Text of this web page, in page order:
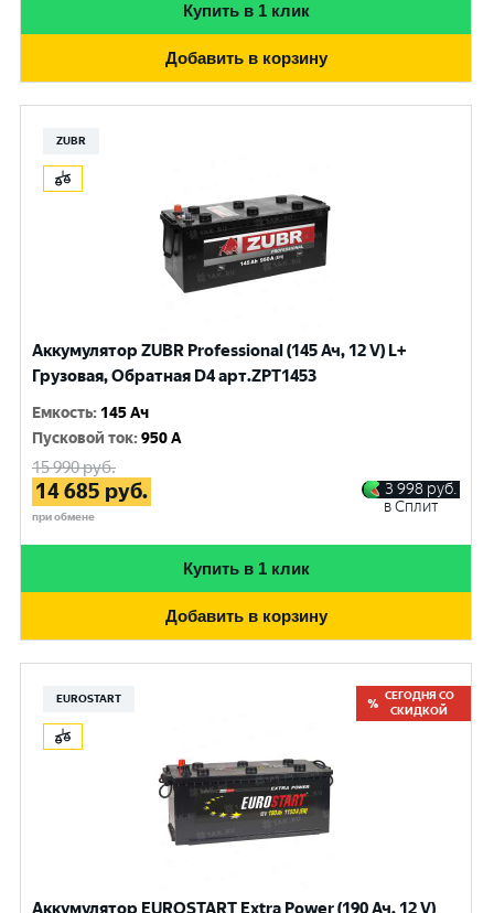
Купить в 1 клик
Добавить в корзину
ZUBR
Аккумулятор ZUBR Professional (145 Ач, 12 V) L+
Грузовая, Обратная D4 арт.ZPT1453
Емкость: 145 Ач
Пусковой ток:950 A
15 990руб.
14 685 руб.
при обмене
3 998 руб.
в Сплит
Купить в 1 клик
Добавить в корзину
EUROSTART
СЕГОДНЯ СО
СКИДКОЙ
Аккумулятор EUROSTART Extra Power (190 Ач, 12 V)